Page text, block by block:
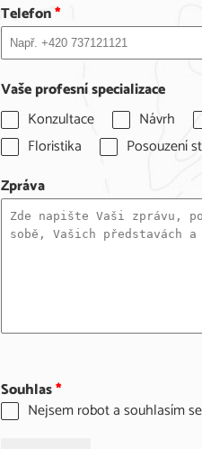
Telefon*
Vaše profesní specializace
Konzultace
Návrh
Floristika
Posouzení
Zpráva
Souhlas*
Nejsem robot a souhlasím se